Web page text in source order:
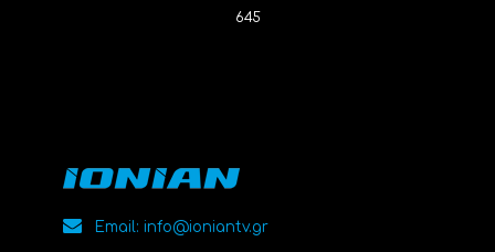
645
Email: info@ioniantv.gr